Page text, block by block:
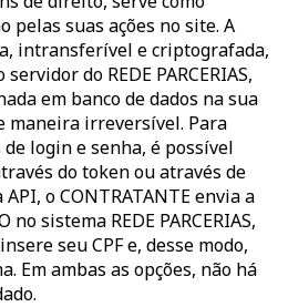
pelas suas ações no site. A
intransferível e criptografada,
do REDE PARCERIAS,
em banco de dados na sua
maneira irreversível. Para
login e senha, é possível
do token ou através de
o CONTRATANTE envia a
sistema REDE PARCERIAS,
seu CPF e, desse modo,
Em ambas as opções, não há